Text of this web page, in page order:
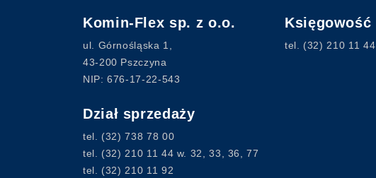
Komin-Flex sp. z o.o.
ul. Górnośląska 1,
43-200 Pszczyna
NIP: 676-17-22-543
Dział sprzedaży
tel. (32) 738 78 00
tel. (32) 210 11 44 w. 32, 33, 36, 77
tel. (32) 210 11 92
Księgowość
tel. (32) 210 11 44